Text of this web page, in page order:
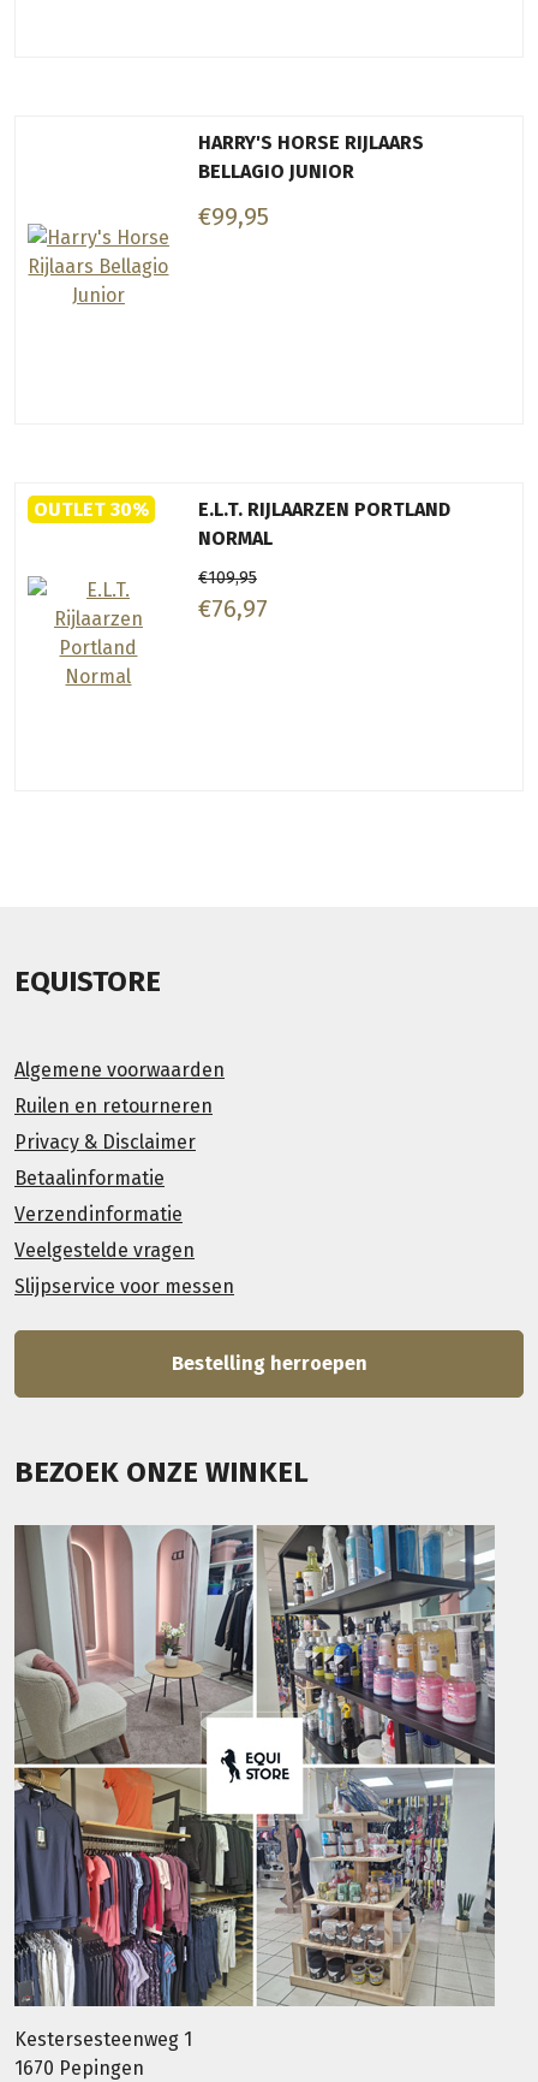
HARRY'S HORSE RIJLAARS
BELLAGIO JUNIOR
€99,95
OUTLET 30%
E.L.T. RIJLAARZEN PORTLAND
NORMAL
€109,95
€76,97
EQUISTORE
Algemene voorwaarden
Ruilen en retourneren
Privacy & Disclaimer
Betaalinformatie
Verzendinformatie
Veelgestelde vragen
Slijpservice voor messen
Bestelling herroepen
BEZOEK ONZE WINKEL
Kestersesteenweg 1
1670 Pepingen